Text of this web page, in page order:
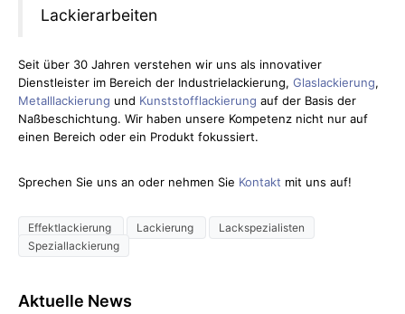
Lackierarbeiten
Seit über 30 Jahren verstehen wir uns als innovativer
Dienstleister im Bereich der Industrielackierung, Glaslackierung,
Metalllackierung und Kunststofflackierung auf der Basis der
Naßbeschichtung. Wir haben unsere Kompetenz nicht nur auf
einen Bereich oder ein Produkt fokussiert.
Sprechen Sie uns an oder nehmen Sie Kontakt mit uns auf!
Effektlackierung Lackierung
Lackspezialisten
Speziallackierung
Aktuelle News